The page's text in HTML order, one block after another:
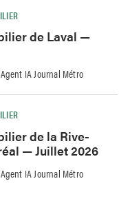
de Laval —
Agent IA Journal Métro
de la Rive-
— Juillet 2026
Agent IA Journal Métro